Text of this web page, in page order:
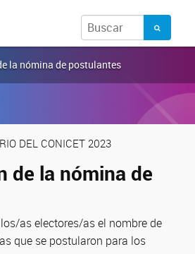
la nómina de postulantes
DEL CONICET 2023
de la nómina de
as electores/as el nombre de
que se postularon para los